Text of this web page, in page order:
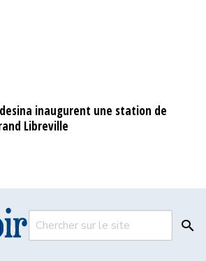
inaugurent une station de
Libreville
Chercher